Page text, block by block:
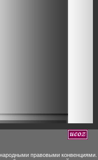
правовыми конвенциями.